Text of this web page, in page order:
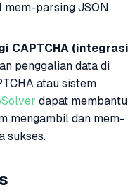
mem-parsing JSON
CAPTCHA (integrasi
penggalian data di
atau sistem
dapat membantu
mengambil dan mem-
sukses.